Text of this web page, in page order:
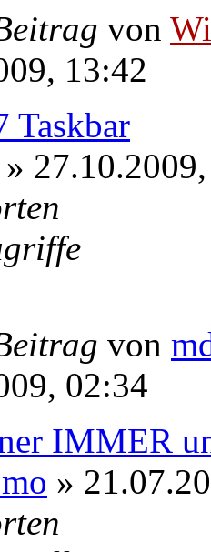
von
13:42
Taskbar
»
von
02:34
IMMER
»